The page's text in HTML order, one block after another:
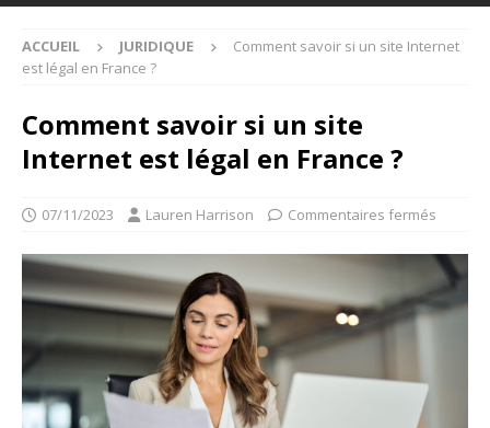
ACCUEIL JURIDIQUE
Comment savoir si un site Internet
est légal en France ?
Comment savoir si un site
Internet est légal en France ?
07/11/2023 Lauren Harrison Commentaires fermés